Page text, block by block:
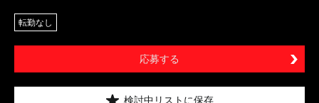
転勤なし
応募する
検討中リストに保存